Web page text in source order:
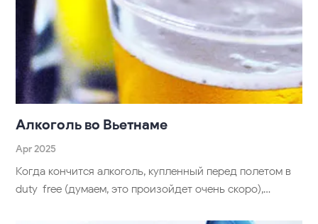
Алкоголь во Вьетнаме
Apr 2025
Когда кончится алкоголь, купленный перед полетом в
duty-free (думаем, это произойдет очень скоро),…